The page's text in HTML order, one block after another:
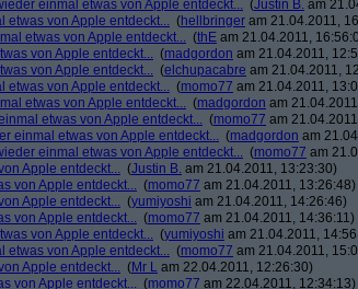
einmal etwas von Apple entdeckt... (Justin B. am
etwas von Apple entdeckt... (hellbringer am 21.04.2011,
etwas von Apple entdeckt... (thE am 21.04.2011,
von Apple entdeckt... (madgordon am 21.04.2011,
von Apple entdeckt... (elchupacabre am 21.04.2011,
etwas von Apple entdeckt... (momo77 am 21.04.2011,
etwas von Apple entdeckt... (madgordon am
etwas von Apple entdeckt... (momo77 am
einmal etwas von Apple entdeckt... (madgordon am
einmal etwas von Apple entdeckt... (momo77 am
Apple entdeckt... (Justin B. am 21.04.2011, 13:23:30)
von Apple entdeckt... (momo77 am 21.04.2011, 13:26:48)
Apple entdeckt... (yumiyoshi am 21.04.2011, 14:26:46)
von Apple entdeckt... (momo77 am 21.04.2011, 14:36:11)
von Apple entdeckt... (yumiyoshi am 21.04.2011,
etwas von Apple entdeckt... (momo77 am 21.04.2011,
Apple entdeckt... (Mr L am 22.04.2011, 12:26:30)
von Apple entdeckt... (momo77 am 22.04.2011, 12:34:13)